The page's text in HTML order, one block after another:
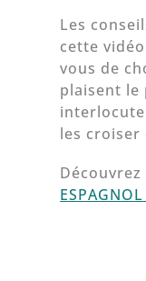
Les
cette
vous de
plaisent le
les croiser
Découvrez